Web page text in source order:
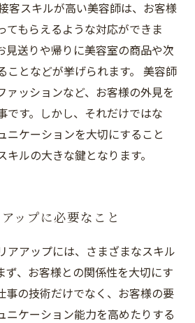
客スキルが高い美容師は、お客様
てもらえるような対応ができま
見送りや帰りに美容室の商品や次
ことなどが挙げられます。 美容師
ァッションなど、お客様の外見を
です。しかし、それだけではな
ニケーションを大切にすること
ルの大きな鍵となります。
ップに必要なこと
アアップには、さまざまなスキル
ず、お客様との関係性を大切にす
事の技術だけでなく、お客様の要
ニケーション能力を高めたりする